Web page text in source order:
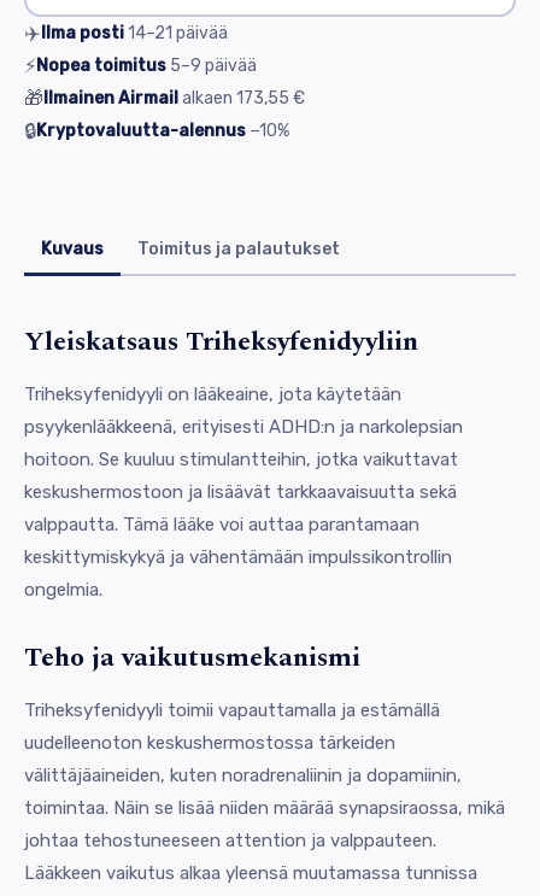
✈️Ilma posti14–21 päivää
⚡Nopea toimitus 5–9 päivää
🎁Ilmainen Airmailalkaen 173,55 €
🔒Kryptovaluutta-alennus −10%
Kuvaus Toimitus ja palautukset
Yleiskatsaus Triheksyfenidyyliin
Triheksyfenidyyli on lääkeaine, jota käytetään
psyykenlääkkeenä, erityisesti ADHD:n ja narkolepsian
hoitoon. Se kuuluu stimulantteihin, jotka vaikuttavat
keskushermostoon ja lisäävät tarkkaavaisuutta sekä
valppautta. Tämä lääke voi auttaa parantamaan
keskittymiskykyä ja vähentämään impulssikontrollin
ongelmia.
Teho ja vaikutusmekanismi
Triheksyfenidyyli toimii vapauttamalla ja estämällä
uudelleenoton keskushermostossa tärkeiden
välittäjäaineiden, kuten noradrenaliinin ja dopamiinin,
toimintaa. Näin se lisää niiden määrää synapsiraossa, mikä
johtaa tehostuneeseen attention ja valppauteen.
Lääkkeen vaikutus alkaa yleensä muutamassa tunnissa